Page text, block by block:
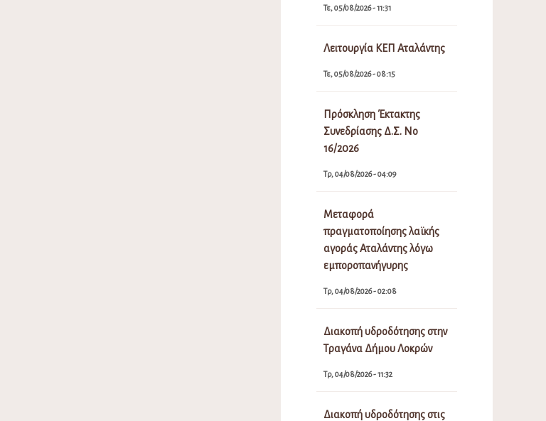
Τε, 05/08/2026 - 11:31
Λειτουργία ΚΕΠ Αταλάντης
Τε, 05/08/2026 - 08:15
Πρόσκληση Έκτακτης
Συνεδρίασης Δ.Σ. Νο
16/2026
Τρ, 04/08/2026 - 04:09
Μεταφορά
πραγματοποίησης λαϊκής
αγοράς Αταλάντης λόγω
εμποροπανήγυρης
Τρ, 04/08/2026 - 02:08
Διακοπή υδροδότησης στην
Τραγάνα Δήμου Λοκρών
Τρ, 04/08/2026 - 11:32
Διακοπή υδροδότησης στις